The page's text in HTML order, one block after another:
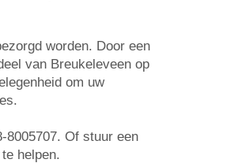
worden. Door een
van Breukeleveen op
om uw
8005707. Of stuur een
helpen.